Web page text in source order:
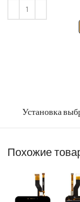
Установка
Похожие